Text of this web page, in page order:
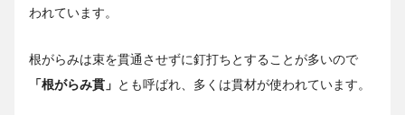
われています。
根がらみは束を貫通させずに釘打ちとすることが多いので
「根がらみ貫」 とも呼ばれ、多くは貫材が使われています。